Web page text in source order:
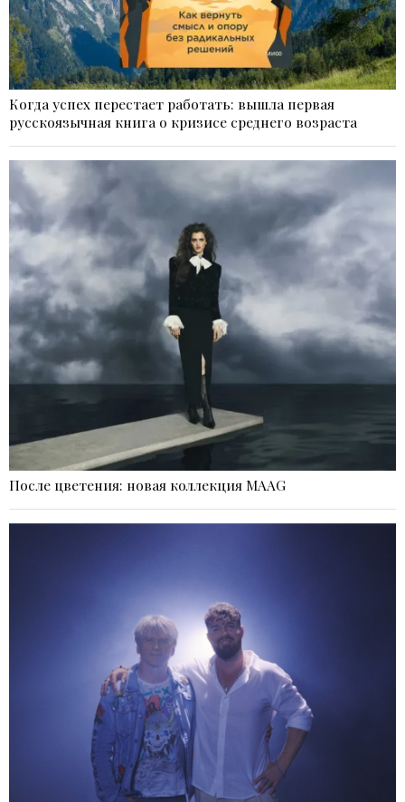
Когда успех перестает работать: вышла первая
русскоязычная книга о кризисе среднего возраста
После цветения: новая коллекция MAAG